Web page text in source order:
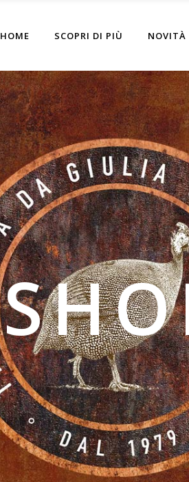
HOME SCOPRI DI PIÙ NOVITÀ